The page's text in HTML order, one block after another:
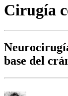
Cirugía
base del